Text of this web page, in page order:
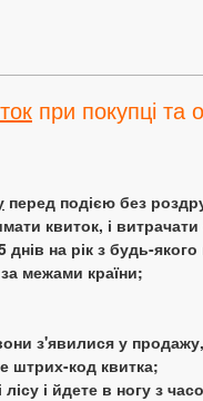
при покупці та
перед подією без
квиток, і
на рік з будь-якого
межами країни;
з'явилися у
штрих-код квитка;
і йдете в ногу з